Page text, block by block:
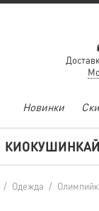
Новинки
КИОКУШИНКАЙ
/ Одежда /